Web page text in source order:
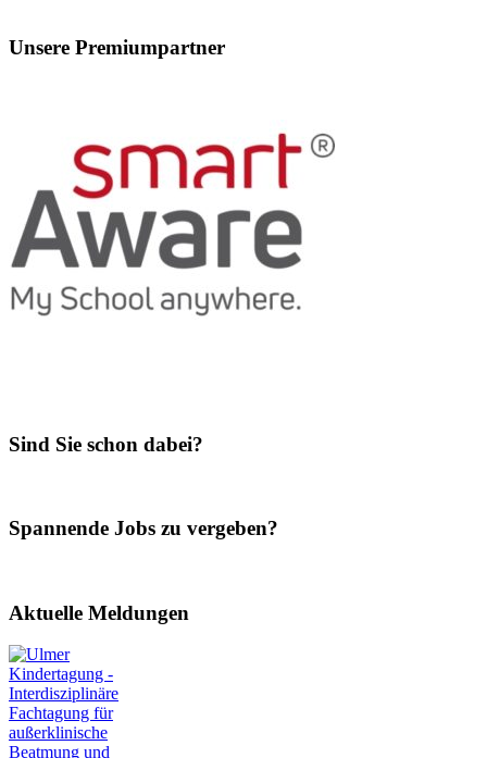
Unsere Premiumpartner
Sind Sie schon dabei?
Spannende Jobs zu vergeben?
Aktuelle Meldungen